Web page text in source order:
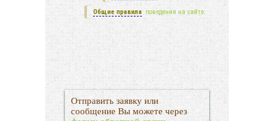
Общие правила поведения на сайте.
Отправить заявку или
сообщение Вы можете через